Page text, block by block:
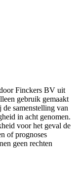
Finckers BV uit
gebruik gemaakt
samenstelling van
in acht genomen.
voor het geval de
of prognoses
geen rechten